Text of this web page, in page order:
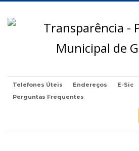
Telefones Úteis Endereços
E-Sic
Perguntas Frequentes